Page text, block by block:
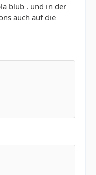
blub . und in der
auch auf die